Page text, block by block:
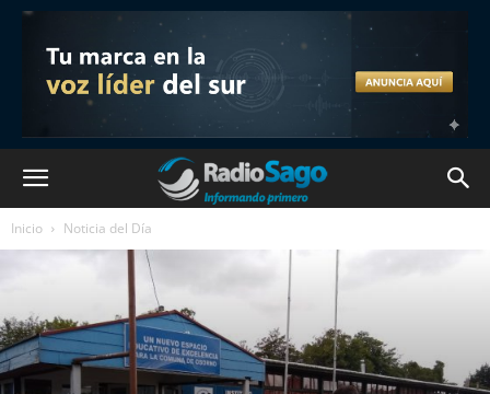
Inicio Noticia del Día